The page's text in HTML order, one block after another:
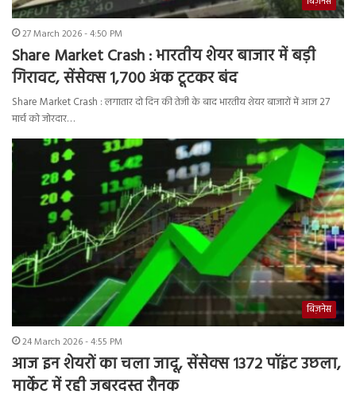
27 March 2026 - 4:50 PM
Share Market Crash : भारतीय शेयर बाजार में बड़ी
गिरावट, सेंसेक्स 1,700 अंक टूटकर बंद
Share Market Crash : लगातार दो दिन की तेजी के बाद भारतीय शेयर बाजारों में आज 27
मार्च को जोरदार…
बिज़नेस
24 March 2026 - 4:55 PM
आज इन शेयरों का चला जादू, सेंसेक्स 1372 पॉइंट उछला,
मार्केट में रही जबरदस्त रौनक